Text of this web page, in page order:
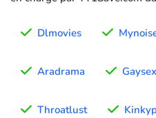
Dlmovies
Aradrama
Throatlust